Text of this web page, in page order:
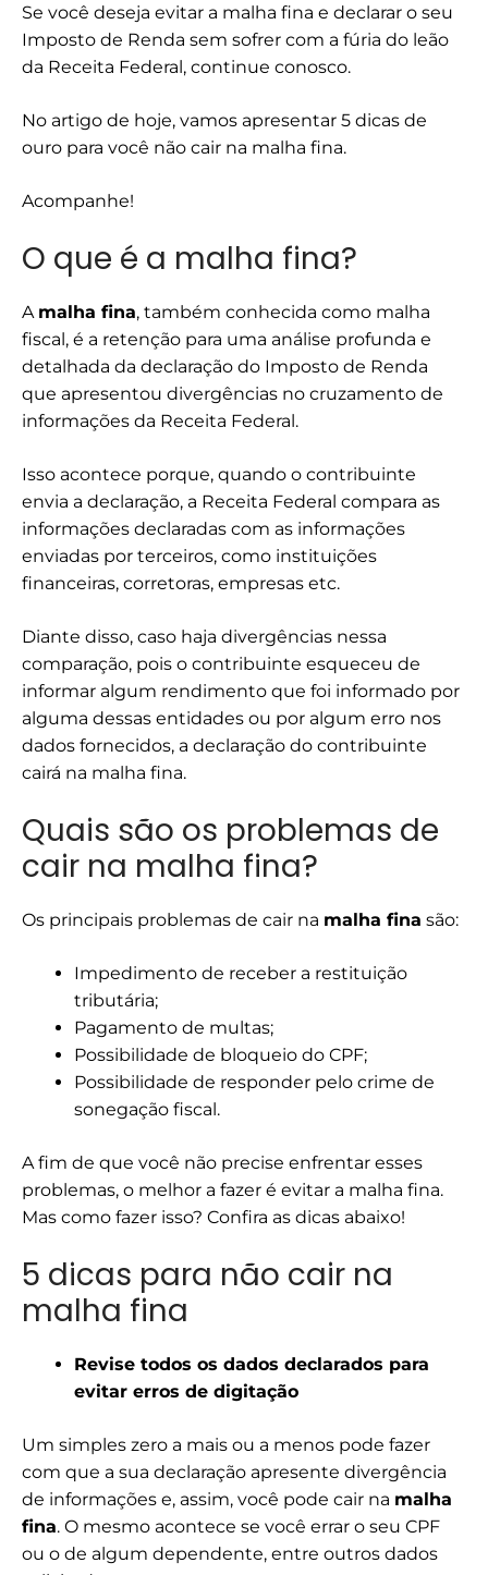
Se você deseja evitar a malha fina e declarar o seu
Imposto de Renda sem sofrer com a fúria do leão
da Receita Federal, continue conosco.
No artigo de hoje, vamos apresentar 5 dicas de
ouro para você não cair na malha fina.
Acompanhe!
O que é a malha fina?
A malha fina, também conhecida como malha
fiscal, é a retenção para uma análise profunda e
detalhada da declaração do Imposto de Renda
que apresentou divergências no cruzamento de
informações da Receita Federal.
Isso acontece porque, quando o contribuinte
envia a declaração, a Receita Federal compara as
informações declaradas com as informações
enviadas por terceiros, como instituições
financeiras, corretoras, empresas etc.
Diante disso, caso haja divergências nessa
comparação, pois o contribuinte esqueceu de
informar algum rendimento que foi informado por
alguma dessas entidades ou por algum erro nos
dados fornecidos, a declaração do contribuinte
cairá na malha fina.
Quais são os problemas de
cair na malha fina?
Os principais problemas de cair na malha fina são:
Impedimento de receber a restituição
tributária;
Pagamento de multas;
Possibilidade de bloqueio do CPF;
Possibilidade de responder pelo crime de
sonegação fiscal.
A fim de que você não precise enfrentar esses
problemas, o melhor a fazer é evitar a malha fina.
Mas como fazer isso? Confira as dicas abaixo!
5 dicas para não cair na
malha fina
Revise todos os dados declarados para
evitar erros de digitação
Um simples zero a mais ou a menos pode fazer
com que a sua declaração apresente divergência
de informações e, assim, você pode cair na malha
fina. O mesmo acontece se você errar o seu CPF
ou o de algum dependente, entre outros dados